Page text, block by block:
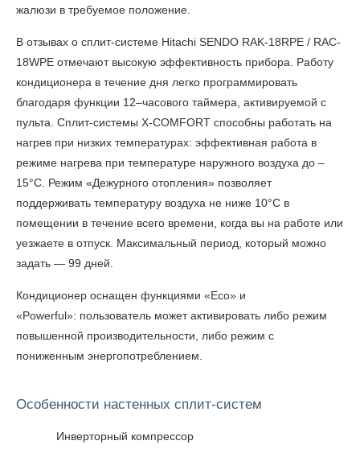
жалюзи в требуемое положение.
В отзывах о сплит-системе Hitachi SENDO RAK-18RPE / RAC-
18WPE отмечают высокую эффективность прибора. Работу
кондиционера в течение дня легко программировать
благодаря функции 12–часового таймера, активируемой с
пульта. Сплит-системы X-COMFORT способны работать на
нагрев при низких температурах: эффективная работа в
режиме нагрева при температуре наружного воздуха до –
15°C. Режим «Дежурного отопления» позволяет
поддерживать температуру воздуха не ниже 10°C в
помещении в течение всего времени, когда вы на работе или
уезжаете в отпуск. Максимальный период, который можно
задать — 99 дней.
Кондиционер оснащен функциями «Eco» и
«Powerful»: пользователь может активировать либо режим
повышенной производительности, либо режим с
пониженным энергопотреблением.
Особенности настенных сплит-систем
Инверторный компрессор